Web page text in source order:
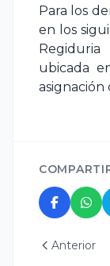
Para los
en los
ubicada
asignación
Anterior